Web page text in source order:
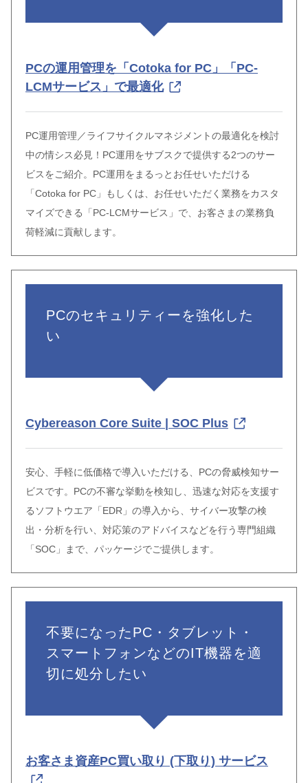
PCの運用管理を「Cotoka for PC」「PC-
LCMサービス」で最適化
PC運用管理／ライフサイクルマネジメントの最適化を検討
中の情シス必見！PC運用をサブスクで提供する2つのサー
ビスをご紹介。PC運用をまるっとお任せいただける
「Cotoka for PC」もしくは、お任せいただく業務をカスタ
マイズできる「PC-LCMサービス」で、お客さまの業務負
荷軽減に貢献します。
PCのセキュリティーを強化した
い
Cybereason Core Suite | SOC Plus
安心、手軽に低価格で導入いただける、PCの脅威検知サー
ビスです。PCの不審な挙動を検知し、迅速な対応を支援す
るソフトウエア「EDR」の導入から、サイバー攻撃の検
出・分析を行い、対応策のアドバイスなどを行う専門組織
「SOC」まで、パッケージでご提供します。
不要になったPC・タブレット・
スマートフォンなどのIT機器を適
切に処分したい
お客さま資産PC買い取り (下取り) サービス